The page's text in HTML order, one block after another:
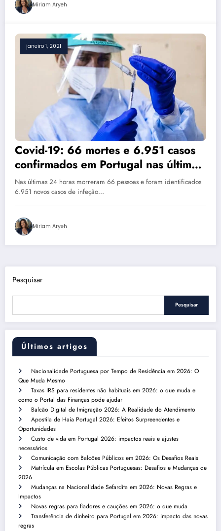
Miriam Aryeh
janeiro 1, 2021
Covid-19: 66 mortes e 6.951 casos
confirmados em Portugal nas últimas
24h
Nas últimas 24 horas morreram 66 pessoas e foram identificados
6.951 novos casos de infeção…
Miriam Aryeh
Pesquisar
Pesquisar
Últimos artigos
Nacionalidade Portuguesa por Tempo de Residência em 2026: O
Que Muda Mesmo
Taxas IRS para residentes não habituais em 2026: o que muda e
como o Portal das Finanças pode ajudar
Balcão Digital de Imigração 2026: A Realidade do Atendimento
Apostila de Haia Portugal 2026: Efeitos Surpreendentes e
Oportunidades
Custo de vida em Portugal 2026: impactos reais e ajustes
necessários
Comunicação com Balcões Públicos em 2026: Os Desafios Reais
Matrícula em Escolas Públicas Portuguesas: Desafios e Mudanças de
2026
Mudanças na Nacionalidade Sefardita em 2026: Novas Regras e
Impactos
Novas regras para fiadores e cauções em 2026: o que muda
Transferência de dinheiro para Portugal em 2026: impacto das novas
regras